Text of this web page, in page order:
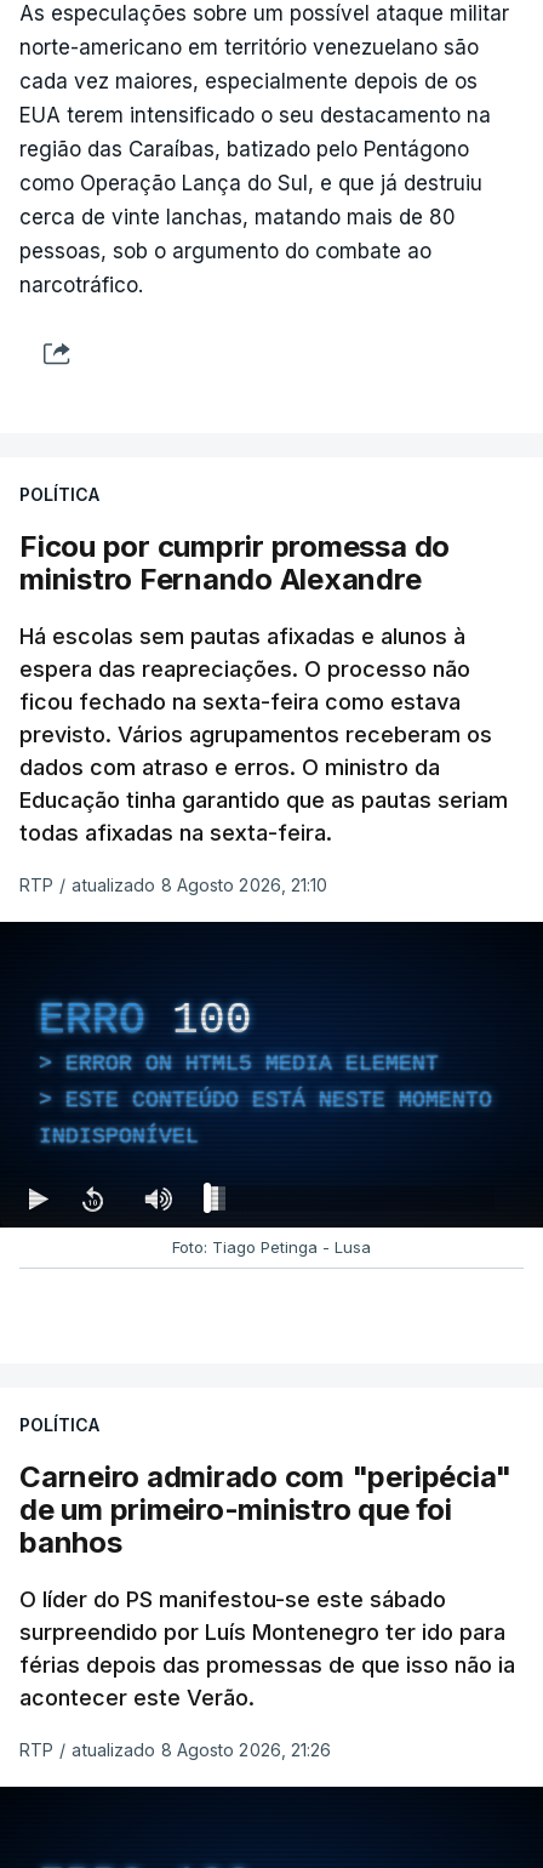
As especulações sobre um possível ataque militar
norte-americano em território venezuelano são
cada vez maiores, especialmente depois de os
EUA terem intensificado o seu destacamento na
região das Caraíbas, batizado pelo Pentágono
como Operação Lança do Sul, e que já destruiu
cerca de vinte lanchas, matando mais de 80
pessoas, sob o argumento do combate ao
narcotráfico.
POLÍTICA
Ficou por cumprir promessa do
ministro Fernando Alexandre
Há escolas sem pautas afixadas e alunos à
espera das reapreciações. O processo não
ficou fechado na sexta-feira como estava
previsto. Vários agrupamentos receberam os
dados com atraso e erros. O ministro da
Educação tinha garantido que as pautas seriam
todas afixadas na sexta-feira.
RTP / atualizado 8 Agosto 2026, 21:10
ERRO 100
ERROR ON HTML5 MEDIA ELEMENT
ESTE CONTEÚDO ESTÁ NESTE MOMENTO
INDISPONÍVEL
Foto: Tiago Petinga - Lusa
POLÍTICA
Carneiro admirado com "peripécia"
de um primeiro-ministro que foi
banhos
O líder do PS manifestou-se este sábado
surpreendido por Luís Montenegro ter ido para
férias depois das promessas de que isso não ia
acontecer este Verão.
RTP / atualizado 8 Agosto 2026, 21:26